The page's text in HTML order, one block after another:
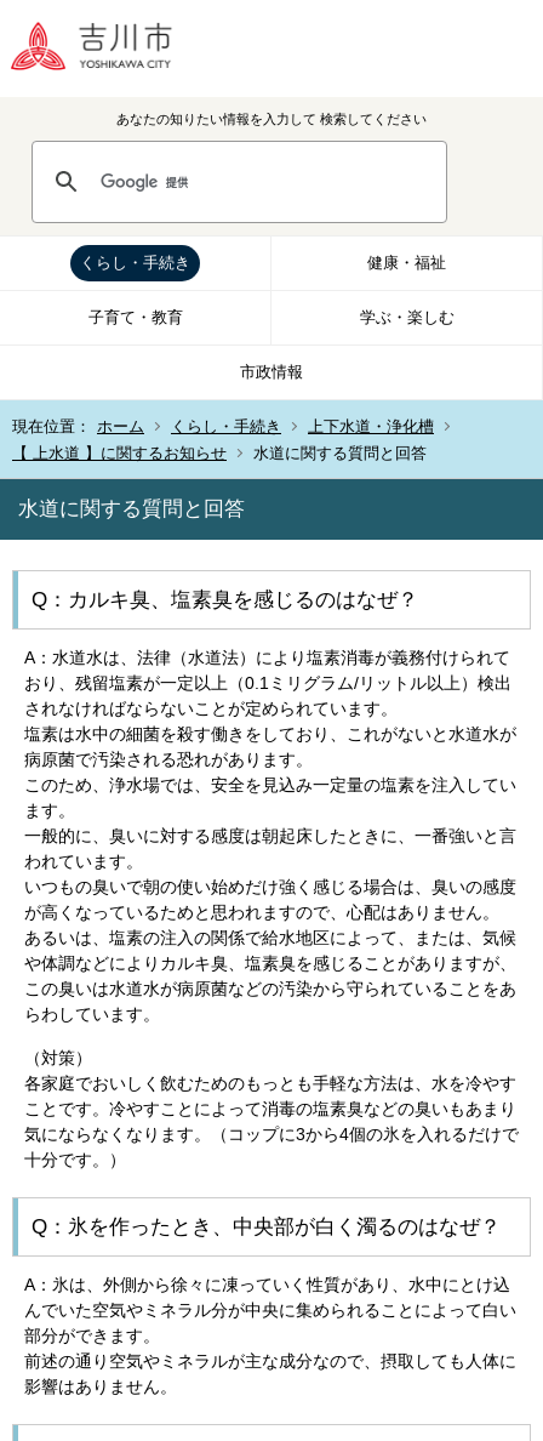
あなたの知りたい情報を入力して 検索してください
くらし・手続き 健康・福祉
子育て・教育 学ぶ・楽しむ
市政情報
現在位置： ホーム くらし・手続き
上下水道・浄化槽
【 上水道 】に関するお知らせ
水道に関する質問と回答
水道に関する質問と回答
Q：カルキ臭、塩素臭を感じるのはなぜ？
A：水道水は、法律（水道法）により塩素消毒が義務付けられて
おり、残留塩素が一定以上（0.1ミリグラム/リットル以上）検出
されなければならないことが定められています。
塩素は水中の細菌を殺す働きをしており、これがないと水道水が
病原菌で汚染される恐れがあります。
このため、浄水場では、安全を見込み一定量の塩素を注入してい
ます。
一般的に、臭いに対する感度は朝起床したときに、一番強いと言
われています。
いつもの臭いで朝の使い始めだけ強く感じる場合は、臭いの感度
が高くなっているためと思われますので、心配はありません。
あるいは、塩素の注入の関係で給水地区によって、または、気候
や体調などによりカルキ臭、塩素臭を感じることがありますが、
この臭いは水道水が病原菌などの汚染から守られていることをあ
らわしています。
（対策）
各家庭でおいしく飲むためのもっとも手軽な方法は、水を冷やす
ことです。冷やすことによって消毒の塩素臭などの臭いもあまり
気にならなくなります。（コップに3から4個の氷を入れるだけで
十分です。）
Q：氷を作ったとき、中央部が白く濁るのはなぜ？
A：氷は、外側から徐々に凍っていく性質があり、水中にとけ込
んでいた空気やミネラル分が中央に集められることによって白い
部分ができます。
前述の通り空気やミネラルが主な成分なので、摂取しても人体に
影響はありません。